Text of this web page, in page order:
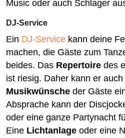
Music oder auch Schlager
DJ-Service
Ein DJ-Service kann deine
machen, die Gäste zum
beides. Das Repertoire des
ist riesig. Daher kann er
Musikwünsche der Gäste
Absprache kann der
oder eine ganze Partynacht
Eine Lichtanlage oder eine